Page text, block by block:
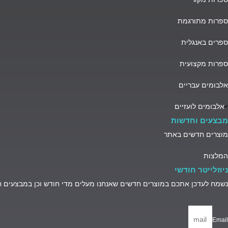
ספרות מתורגמת
ספרים באנגלית
ספרות מקצועית
אלבומים עבריים
אלבומים לועזיים
מבצעים וחדשות
מוצרים חדשים באתר
המלצות
ניוזלייטר חודשי
נשמח לעדכן אתכם במוצרים חדשים שאנחנו מעלים מדי חודש וכן
Email